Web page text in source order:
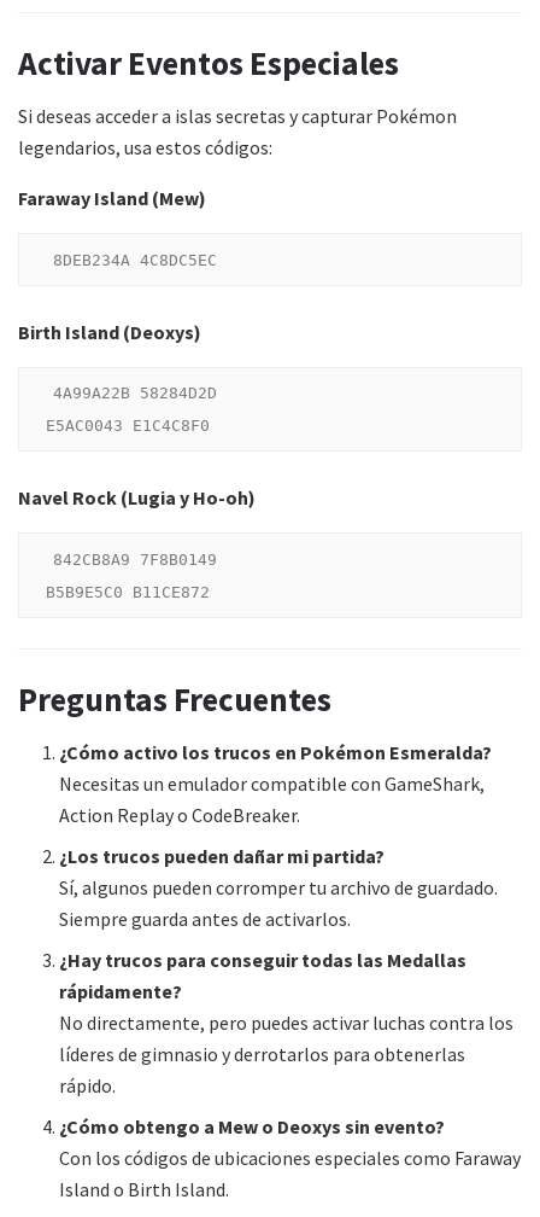
Activar Eventos Especiales
Si deseas acceder a islas secretas y capturar Pokémon
legendarios, usa estos códigos:
Faraway Island (Mew)
Birth Island (Deoxys)
4A99A22B 58284D2D
Navel Rock (Lugia y Ho-oh)
842CB8A9 7F8B0149
Preguntas Frecuentes
¿Cómo activo los trucos en Pokémon Esmeralda?
Necesitas un emulador compatible con GameShark,
Action Replay o CodeBreaker.
¿Los trucos pueden dañar mi partida?
Sí, algunos pueden corromper tu archivo de guardado.
Siempre guarda antes de activarlos.
¿Hay trucos para conseguir todas las Medallas
rápidamente?
No directamente, pero puedes activar luchas contra los
líderes de gimnasio y derrotarlos para obtenerlas
rápido.
¿Cómo obtengo a Mew o Deoxys sin evento?
Con los códigos de ubicaciones especiales como Faraway
Island o Birth Island.